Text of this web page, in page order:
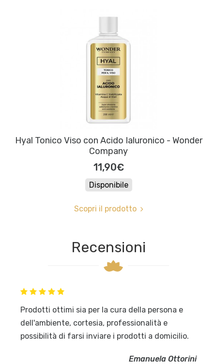
Hyal Tonico Viso con Acido Ialuronico - Wonder
Company
11,90€
Disponibile
Scopri il prodotto
Recensioni
Prodotti ottimi sia per la cura della persona e
dell'ambiente, cortesia, professionalità e
possibilità di farsi inviare i prodotti a domicilio.
Emanuela Ottorini